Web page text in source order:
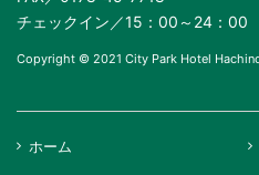
チェックイン／15：00～24：
Copyright © 2021 City Park Hotel
ホーム